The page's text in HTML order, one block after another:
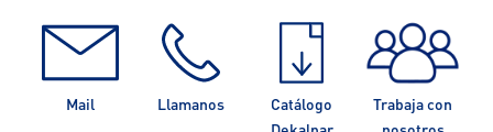
Mail Llamanos
Catálogo
Trabaja con